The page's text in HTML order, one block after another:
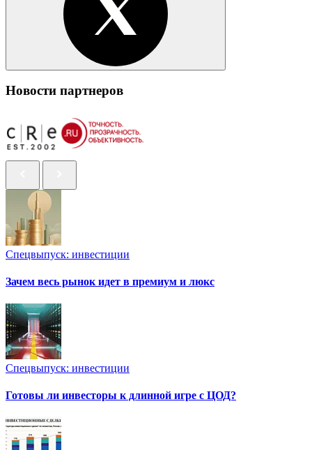
Новости партнеров
Спецвыпуск: инвестиции
Зачем весь рынок идет в премиум и люкс
Спецвыпуск: инвестиции
Готовы ли инвесторы к длинной игре с ЦОД?